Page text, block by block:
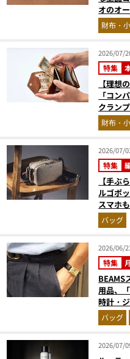
オのオ
ンキン
財布・
2026/07/
特集
【理想
「コン
クラン
ビュー
ザーも
財布・
2026/07/
特集
【手ぶ
ルゴポ
スマホ
編集長
バッグ
2026/06/
特集
BEAMS
用品、
時計・
記事ラ
バッグ
2026/07/